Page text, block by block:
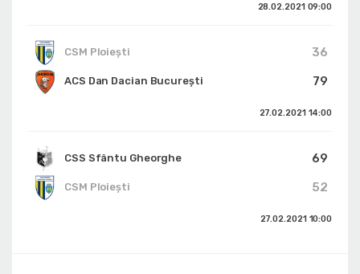
28.02.2021 09:00
CSM Ploiești
36
79
ACS Dan Dacian București
27.02.2021 14:00
CSS Sfântu Gheorghe
69
52
CSM Ploiești
27.02.2021 10:00